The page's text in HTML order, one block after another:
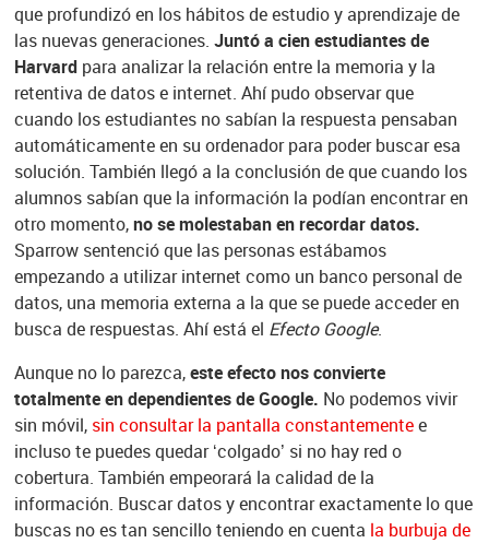
que profundizó en los hábitos de estudio y aprendizaje de
las nuevas generaciones. Juntó a cien estudiantes de
Harvardpara analizar la relación entre la memoria y la
retentiva de datos e internet. Ahí pudo observar que
cuando los estudiantes no sabían la respuesta pensaban
automáticamente en su ordenador para poder buscar esa
solución. También llegó a la conclusión de que cuando los
alumnos sabían que la información la podían encontrar en
otro momento,no se molestaban en recordar datos.
Sparrow sentenció que las personas estábamos
empezando a utilizar internet como un banco personal de
datos, una memoria externa a la que se puede acceder en
busca de respuestas. Ahí está el Efecto Google.
Aunque no lo parezca,este efecto nos convierte
totalmente en dependientes de Google. No podemos vivir
sin móvil, sin consultar la pantalla constantementee
incluso te puedes quedar ‘colgado’ si no hay red o
cobertura. También empeorará la calidad de la
información. Buscar datos y encontrar exactamente lo que
buscas no es tan sencillo teniendo en cuenta la burbuja de